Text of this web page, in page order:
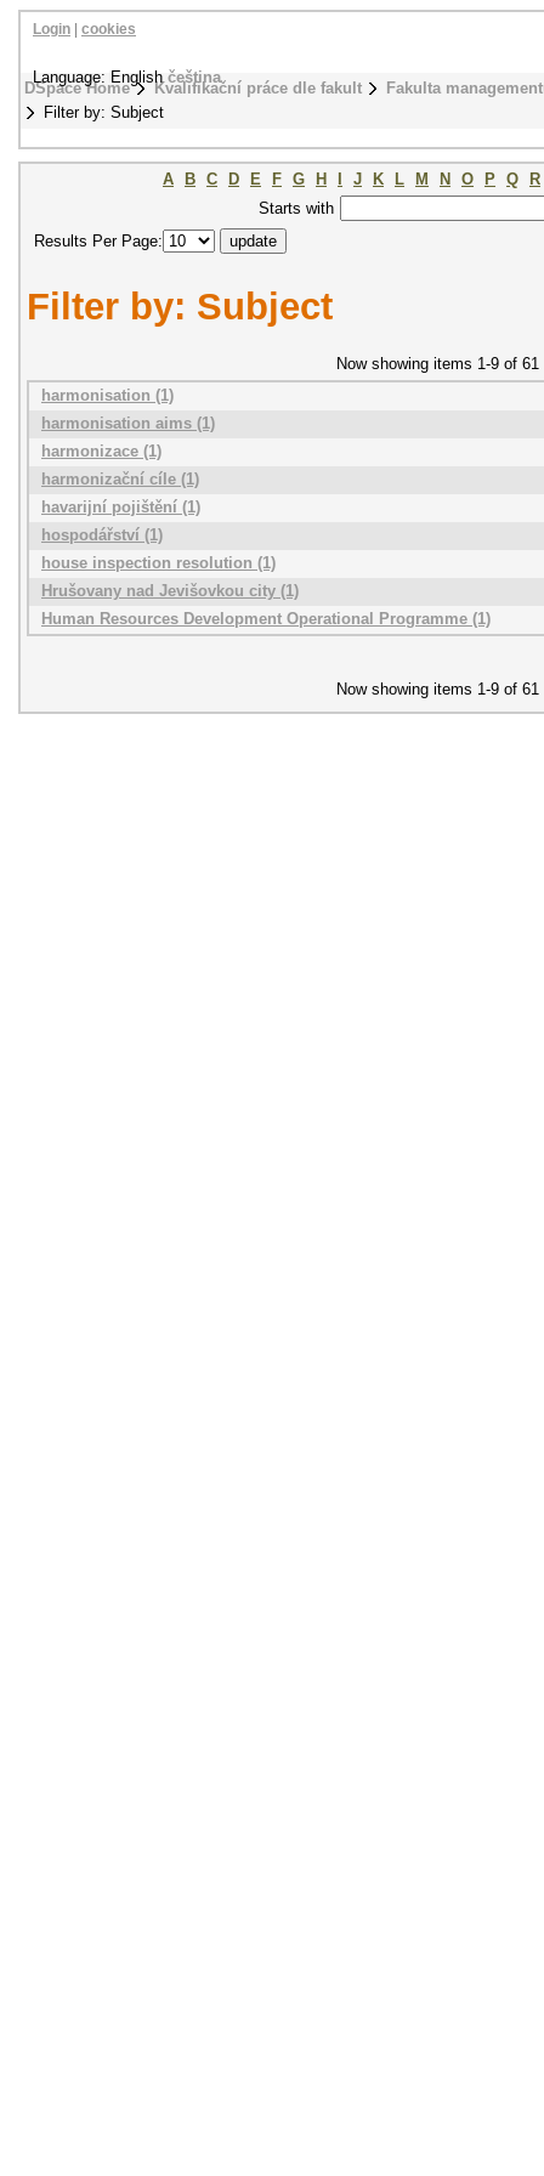
DSpace Home Kvalifikační práce dle fakult
Fakulta
Filter by: Subject
Login cookies
Language: Englishčeština
A B C D E F G H J K L M N O P Q
R
Starts with
Results Per Page:
Filter by: Subject
Now showing items 1-9 of 61
harmonisation (1)
harmonisation aims (1)
harmonizace (1)
harmonizační cíle (1)
havarijní pojištění (1)
hospodářství (1)
house inspection resolution (1)
Hrušovany nad Jevišovkou city (1)
Human Resources Development Operational Programme (1)
Now showing items 1-9 of 61